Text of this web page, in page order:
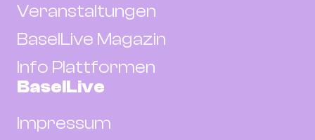
Veranstaltungen
BaselLive Magazin
Info Plattformen
BaselLive
Impressum